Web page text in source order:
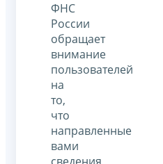
ФНС
России
обращает
внимание
пользователей
на
то,
что
направленные
вами